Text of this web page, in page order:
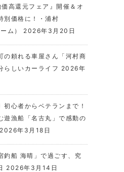
高還元フェア』開催＆オ
別価格に！・浦村
ム）
2026年3月20日
の頼れる車屋さん「河村商
らしいカーライフ 2026年
初心者からベテランまで！
遊漁船「名古丸」で感動の
2026年3月18日
釣船 海晴」で過ごす、究
2026年3月14日